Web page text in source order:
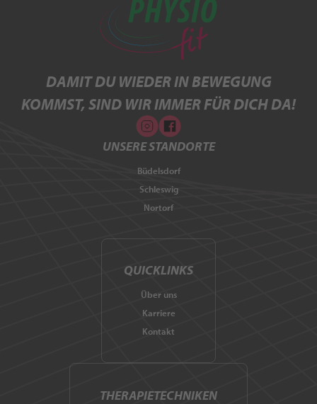
DAMIT DU WIEDER IN BEWEGUNG
KOMMST, SIND WIR IMMER FÜR DICH DA!
UNSERE STANDORTE
Büdelsdorf
Schleswig
Nortorf
QUICKLINKS
Über uns
Karriere
Kontakt
THERAPIETECHNIKEN